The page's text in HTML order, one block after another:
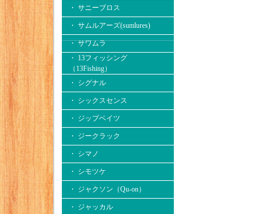
・ サニーブロス
・ サムルアーズ(sumlures)
・ サワムラ
・ 13フィッシング
（13Fishing）
・ シグナル
・ シックスセンス
・ ジップベイツ
・ ジークラック
・ シマノ
・ シモツケ
・ ジャクソン（Qu-on）
・ ジャッカル